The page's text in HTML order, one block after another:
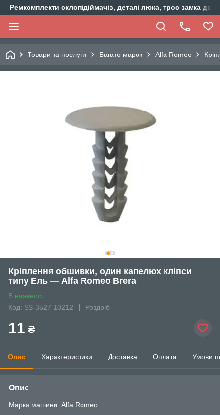
Ремкомплекти склопідіймачів, деталі люка, трос замка
Товари та послуги Багато марок Alfa Romeo
Кріплення обшивки, один капелюх кліпси
типу Ель — Alfa Romeo Brera
В наявності
Код: SS-3527-10212
Роздріб
11 ₴
Опис Характеристики Доставка Оплата Умови
Опис
Марка машини: Alfa Romeo